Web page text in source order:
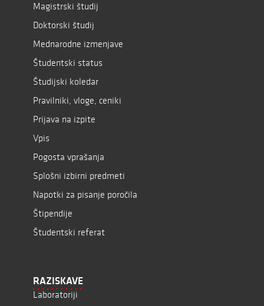
Magistrski študij
Doktorski študij
Mednarodne izmenjave
Študentski status
Študijski koledar
Pravilniki, vloge, ceniki
Prijava na izpite
Vpis
Pogosta vprašanja
Splošni izbirni predmeti
Napotki za pisanje poročila
Štipendije
Študentski referat
RAZISKAVE
Laboratoriji